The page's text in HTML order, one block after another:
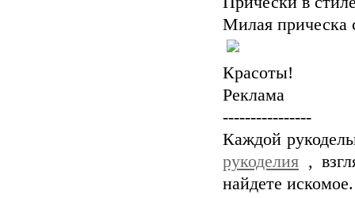
Милая прическа
Красоты!
Реклама
----------------
Каждой
рукоделия ,
найдете искомое.